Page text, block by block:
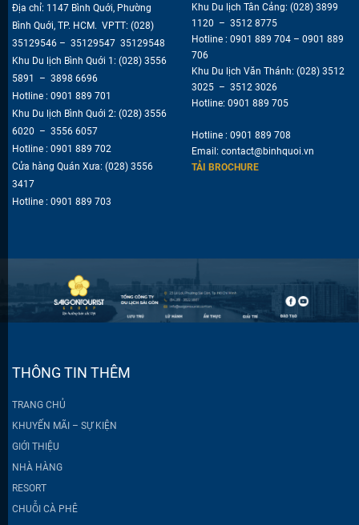
Địa chỉ: 1147 Bình Quới, Phường
Bình Quới, TP. HCM. VPTT: (028)
35129546 – 35129547 35129548
Khu Du lịch Bình Quới 1: (028) 3556
5891 – 3898 6696
Hotline : 0901 889 701
Khu Du lịch Bình Quới 2: (028) 3556
6020 – 3556 6057
Hotline : 0901 889 702
Cửa hàng Quán Xưa: (028) 3556
3417
Hotline : 0901 889 703
Khu Du lịch Tân Cảng: (028) 3899
1120 – 3512 8775
Hotline : 0901 889 704 – 0901 889
706
Khu Du lịch Văn Thánh: (028) 3512
3025 – 3512 3026
Hotline: 0901 889 705
Hotline : 0901 889 708
Email: contact@binhquoi.vn
TẢI BROCHURE
THÔNG TIN THÊM
TRANG CHỦ
KHUYẾN MÃI – SỰ KIỆN
GIỚI THIỆU
NHÀ HÀNG
RESORT
CHUỖI CÀ PHÊ